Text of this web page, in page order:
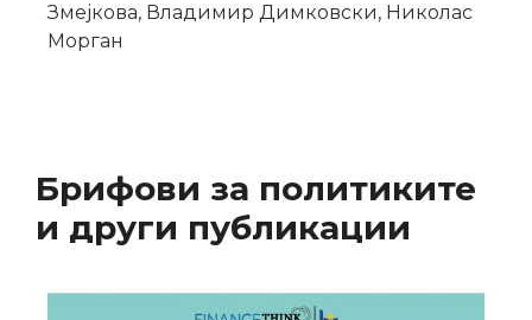
Змејкова, Владимир Димковски, Николас
Морган
Брифови за политиките
и други публикации